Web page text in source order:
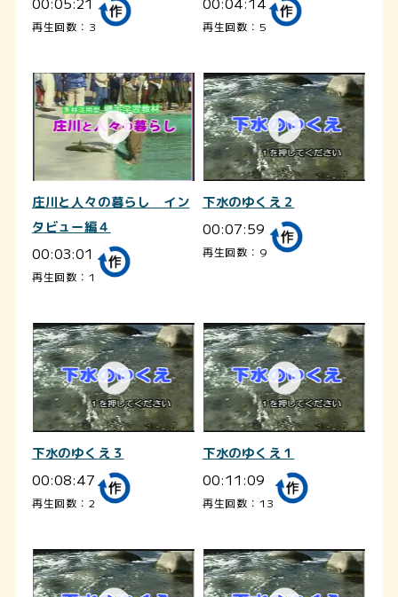
再生回数：3 再生回数：5
庄川と人々の暮らし イン
タビュー編４
00:03:01
再生回数：1
下水のゆくえ２
00:07:59
再生回数：9
下水のゆくえ３
00:08:47
再生回数：2
下水のゆくえ１
00:11:09
再生回数：13